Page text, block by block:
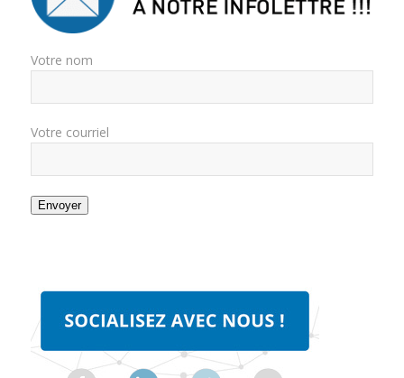
Votre nom
Votre courriel
Envoyer